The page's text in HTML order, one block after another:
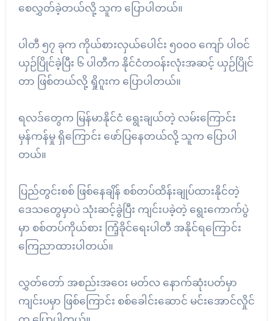
စေလွှတ်ခဲ့တယ်လို့ သူက ပြောပါတယ်။
ပါတီ ၅၇ ခုက ကိုယ်စားလှယ်ပေါင်း ၅၀၀၀ ကျော် ပါဝင်
ယှဉ်ပြိုင်ခဲ့ပြီး ၆ ပါတီက နိုင်ငံတဝန်းလုံးအဆင့် ယှဉ်ပြိုင်
တာ ဖြစ်တယ်လို့ ရှိုဂူးက ပြောပါတယ်။
ရလဒ်တွေက မြန်မာနိုင်ငံ ရွေးချယ်တဲ့ လမ်းကြောင်း
မှန်ကန်မှု ရှိကြောင်း ဖော်ပြနေတယ်လို့ သူက ပြောပါ
တယ်။
ပြည်တွင်းစစ် ဖြစ်နေချိန် စစ်တပ်ထိန်းချုပ်ထားနိုင်တဲ့
ဒေသတွေမှာပဲ သုံးဆင့်ခွဲပြီး ကျင်းပခဲ့တဲ့ ရွေးကောက်ပွဲ
မှာ စစ်တပ်ကိုယ်စား ကြံ့ခိုင်ရေးပါတီ အနိုင်ရကြောင်း
ကြေညာထားပါတယ်။
လွှတ်တော် အစည်းအဝေး မတ်လ နောက်ဆုံးပတ်မှာ
ကျင်းပမှာ ဖြစ်ကြောင်း စစ်ခေါင်းဆောင် မင်းအောင်လှိုင်